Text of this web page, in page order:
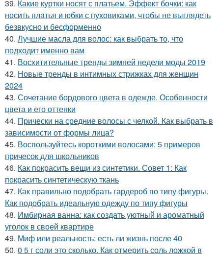
39. Какие куртки носят с платьем. Эффект бочки: как
носить платья и юбки с пуховиками, чтобы не выглядеть
безвкусно и бесформенно
40. Лучшие масла для волос: как выбрать то, что
подходит именно вам
41. Восхитительные тренды зимней недели моды 2019
42. Новые тренды в интимных стрижках для женщин
2024
43. Сочетание бордового цвета в одежде. Особенности
цвета и его оттенки
44. Прически на средние волосы с челкой. Как выбрать в
зависимости от формы лица?
45. Воспользуйтесь короткими волосами: 5 примеров
причесок для школьников
46. Как покрасить вещи из синтетики. Совет 1: Как
покрасить синтетическую ткань
47. Как правильно подобрать гардероб по типу фигуры.
Как подобрать идеальную одежду по типу фигуры
48. Имбирная ванна: как создать уютный и ароматный
уголок в своей квартире
49. Миф или реальность: есть ли жизнь после 40
50. 0 5 г соли это сколько. Как отмерить соль ложкой в